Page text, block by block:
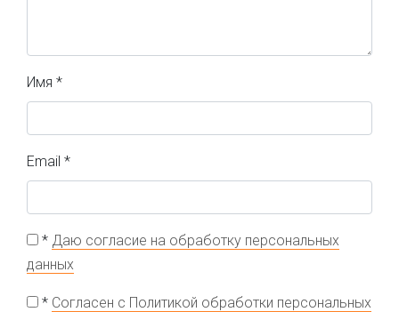
Имя *
Email *
* Даю согласие на обработку персональных
данных
* Согласен с Политикой обработки персональных